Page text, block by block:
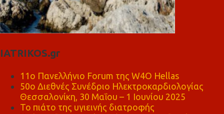
IATRIKOS.gr
11ο Πανελλήνιο Forum της W4O Hellas
50ο Διεθνές Συνέδριο Ηλεκτροκαρδιολογίας
Θεσσαλονίκη, 30 Μαΐου – 1 Ιουνίου 2025
Το πιάτο της υγιεινής διατροφής